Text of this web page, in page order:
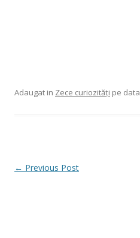
Adaugat in Zece curiozități pe
Post navigation
← Previous Post